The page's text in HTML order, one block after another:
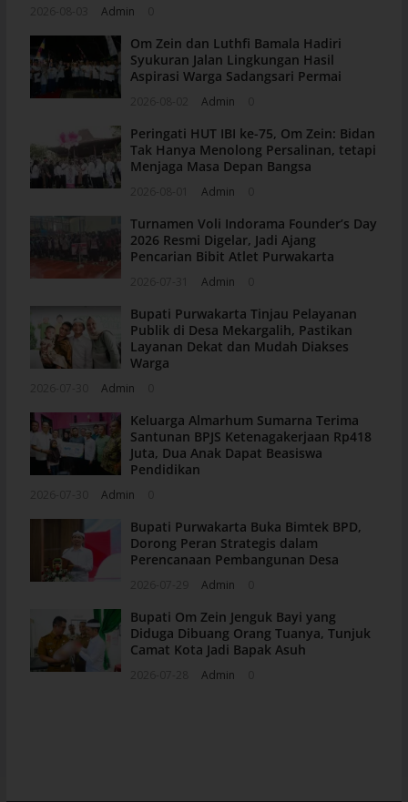
Admin
Om Zein dan Luthfi Bamala Hadiri
Syukuran Jalan Lingkungan Hasil
Aspirasi Warga Sadangsari Permai
Admin
Peringati HUT IBI ke-75, Om Zein: Bidan
Tak Hanya Menolong Persalinan, tetapi
Menjaga Masa Depan Bangsa
Admin
Turnamen Voli Indorama Founder’s Day
2026 Resmi Digelar, Jadi Ajang
Pencarian Bibit Atlet Purwakarta
Admin
Bupati Purwakarta Tinjau Pelayanan
Publik di Desa Mekargalih, Pastikan
Layanan Dekat dan Mudah Diakses
Warga
Admin
Keluarga Almarhum Sumarna Terima
Santunan BPJS Ketenagakerjaan Rp418
Juta, Dua Anak Dapat Beasiswa
Pendidikan
Admin
Bupati Purwakarta Buka Bimtek BPD,
Dorong Peran Strategis dalam
Perencanaan Pembangunan Desa
Admin
Bupati Om Zein Jenguk Bayi yang
Diduga Dibuang Orang Tuanya, Tunjuk
Camat Kota Jadi Bapak Asuh
Admin